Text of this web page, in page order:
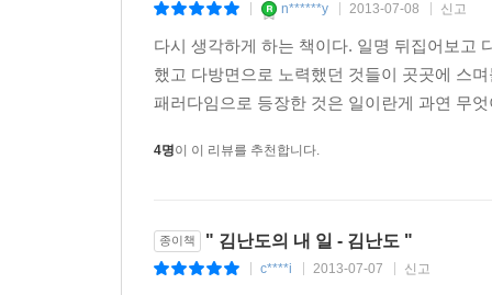
헤매기’, 미스매치를 줄이며, 평생 지속적으로
아니라 행복을 위해 일할 수 있는 ‘내:일’이 생길 것
이 책은 김난도 교수가 청년문제에 대해 오랫동
또하나의 질문이기도 하다. 그는 이 책이 대한
청년 실업문제가 지극히 “어려운 싸움이지만 반
“일자리 시장의 거대한 변혁은 이미 시작되었다.
청년들이여, 이제 나만의 일을 찾아나서라, 나만의
n******y 2013-07-08 신고
다시 생각하게 하는 책이다. 일명 뒤집어보고
했고 다방면으로 노력했던 것들이 곳곳에 스
패러다임으로 등장한 것은 일이란게 과연 무
4명이 이 리뷰를 추천합니다.
종이책 " 김난도의 내 일 - 김난도 "
c****i 2013-07-07 신고